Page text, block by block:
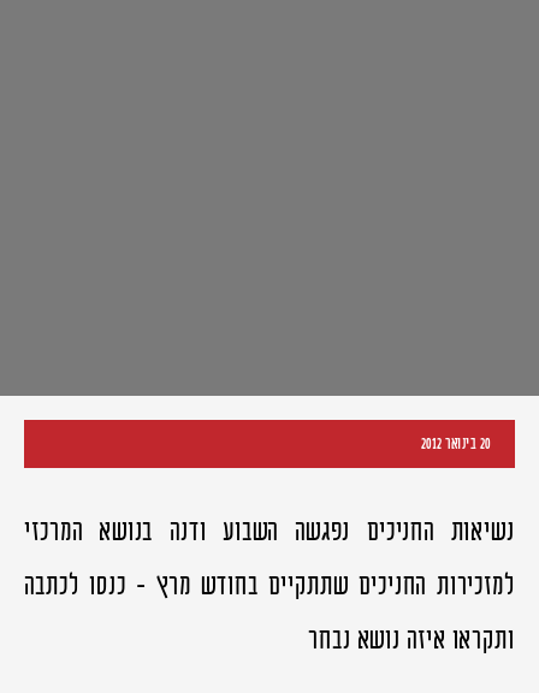
20 בינואר 2012
נשיאות החניכים נפגשה השבוע ודנה בנושא המרכזי
למזכירות החניכים שתתקיים בחודש מרץ - כנסו לכתבה
ותקראו איזה נושא נבחר